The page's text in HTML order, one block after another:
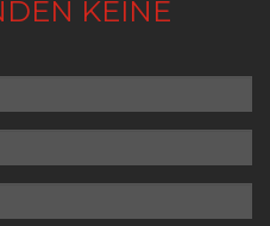
KEINE